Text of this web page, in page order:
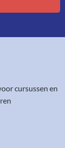
cursussen en